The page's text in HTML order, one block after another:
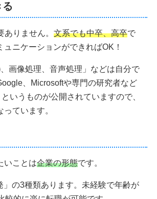
りません。 文系でも中卒、高卒で
ニケーションができればOK！
画像処理、音声処理」などは自分で
、Microsoftや専門の研究者など
いうものが公開されていますので、
ています。
いことは企業の形態です。
」の3種類あります。未経験で年齢が